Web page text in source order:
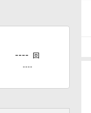
---- 回
----